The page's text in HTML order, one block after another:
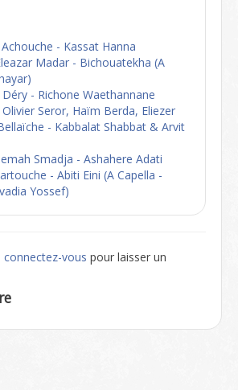
- Kassat Hanna
Madar - Bichouatekha (A
Déry - Richone Waethannane
Olivier Seror, Haïm Berda, Eliezer
- Kabbalat Shabbat & Arvit
Smadja - Ashahere Adati
- Abiti Eini (A Capella -
Yossef)
connectez-vous pour laisser un